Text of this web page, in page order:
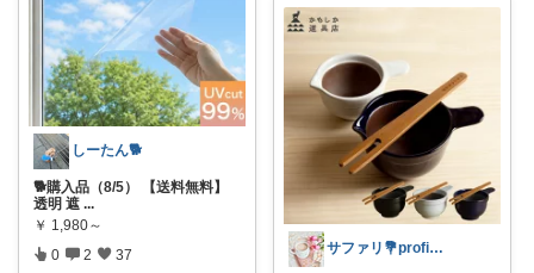
しーたん🐕
🐕購入品（8/5） 【送料無料】
透明 遮 ...
￥ 1,980～
0 2 37 サファリ‎💐profileにてお礼